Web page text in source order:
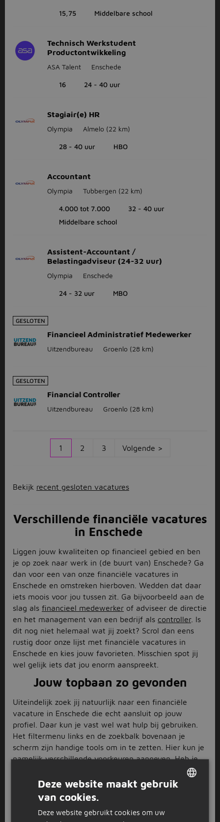
15,75 Middelbare school
Technisch Werkstudent
Productontwikkeling
ASA Talent Enschede
16 24 - 40 uur
Stagiair(e) HR
Olympia Almelo (22 km)
28 - 40 uur HBO
Accountant
Olympia Tubbergen (22 km)
4.000 tot 7.000
32 - 40 uur
Middelbare school
Assistent-Accountant /
Belastingadviseur (24-32 uur)
Olympia Enschede
24 - 32 uur MBO
GESLOTEN
Financieel Administratief Medewerker
Uitzendbureau Groenlo (28 km)
GESLOTEN
Financial Controller
Uitzendbureau Groenlo (28 km)
1 2 3 Volgende >
Bekijk recent gesloten vacatures
Verschillende financiële vacatures
in Enschede
Liggen jouw kwaliteiten op financieel gebied en ben
je op zoek naar werk in (de buurt van) Enschede? Ga
dan voor een van onze financiële vacatures in
Enschede en omstreken hierboven. Wedden dat daar
iets moois voor jou tussen zit. Ga bijvoorbeeld aan de
slag als financieel medewerker of adviseer de directie
en het management van een bedrijf als controller. Is
dit nog niet helemaal wat jij zoekt? Scrol dan eens
rustig door onze lijst met financiële vacatures in
Enschede en kies jouw favorieten. Misschien spot jij
wel gelijk iets dat jou enorm aanspreekt.
Jouw topbaan zo gevonden
Uiteindelijk zoek jij natuurlijk naar een financiële
vacature in Enschede die echt aansluit op jouw
profiel. Daar kun je vast wel wat hulp bij gebruiken.
Het filtermenu links en de zoekbalk bovenaan je
scherm zijn handige tools om in te zetten. Hier kun je
namelijk verschillende voorkeuren aangeven. Heb je
dienstverband je wilt gaan werken? En hoe zit het
met jouw opleidingsniveau? Vink het links aan en wij
selecteren alleen de financiële vacatures in Enschede
voor je die met dit niveau overeenstemmen. Zo kun je
Deze website maakt gebruik
van cookies.
Deze website gebruikt cookies om uw